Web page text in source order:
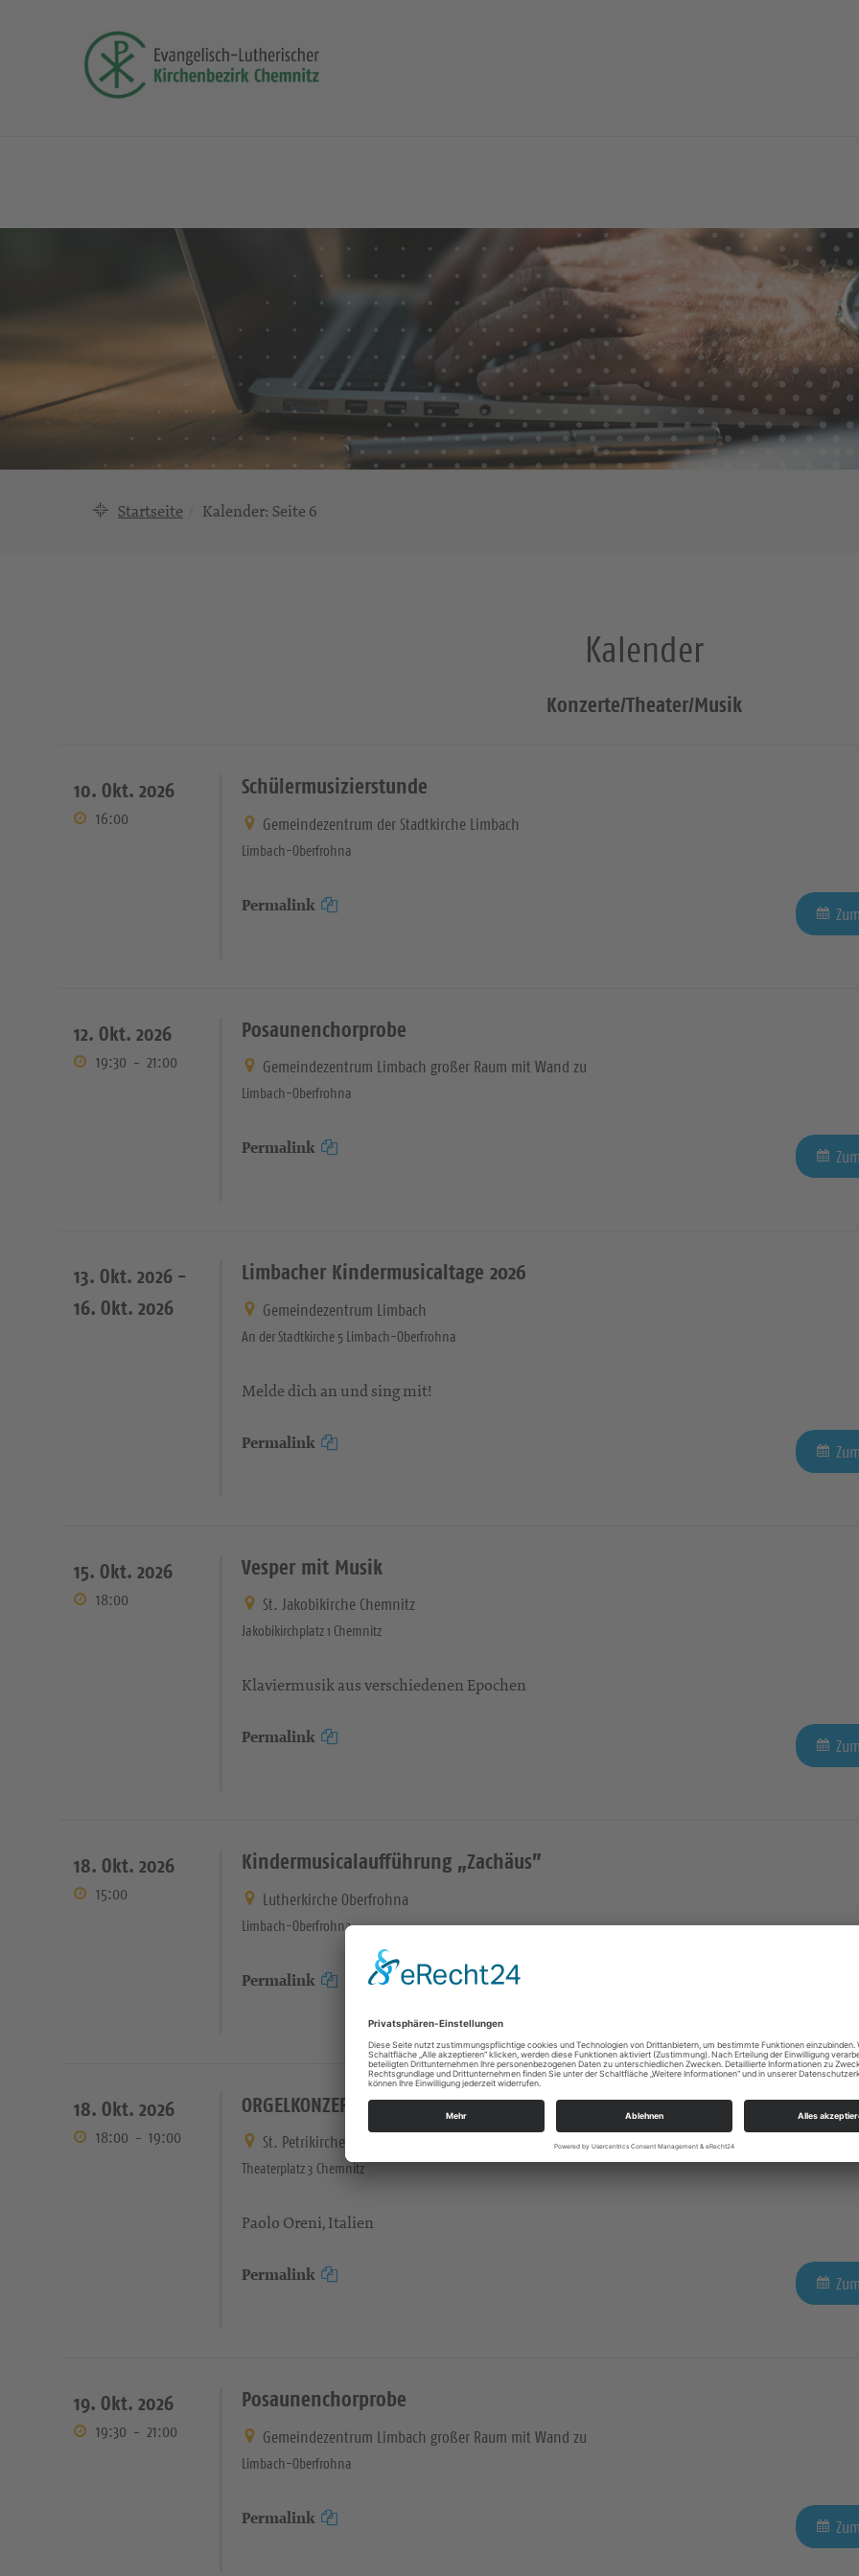
Startseite Kalender: Seite 6
Kalender
Konzerte/Theater/Musik
10. Okt. 2026
16:00
Schülermusizierstunde
Gemeindezentrum der Stadtkirche Limbach
Limbach-Oberfrohna
Permalink
12. Okt. 2026
19:30 - 21:00
Posaunenchorprobe
Gemeindezentrum Limbach großer Raum mit Wand zu
Limbach-Oberfrohna
Permalink
13. Okt. 2026 -
16. Okt. 2026
Limbacher Kindermusicaltage 2026
Gemeindezentrum Limbach
An der Stadtkirche 5 Limbach-Oberfrohna
Melde dich an und sing mit!
Permalink
15. Okt. 2026
18:00
Vesper mit Musik
St. Jakobikirche Chemnitz
Jakobikirchplatz 1 Chemnitz
Klaviermusik aus verschiedenen Epochen
Permalink
18. Okt. 2026
15:00
Kindermusicalaufführung „Zachäus”
Lutherkirche Oberfrohna
Limbach-Oberfrohna
Permalink
18. Okt. 2026
18:00 - 19:00
ORGELKONZERT ZUM KIRCHWEIHFEST
St. Petrikirche
Theaterplatz 3 Chemnitz
Paolo Oreni, Italien
Permalink
19. Okt. 2026
19:30 - 21:00
Posaunenchorprobe
Gemeindezentrum Limbach großer Raum mit Wand zu
Limbach-Oberfrohna
Permalink